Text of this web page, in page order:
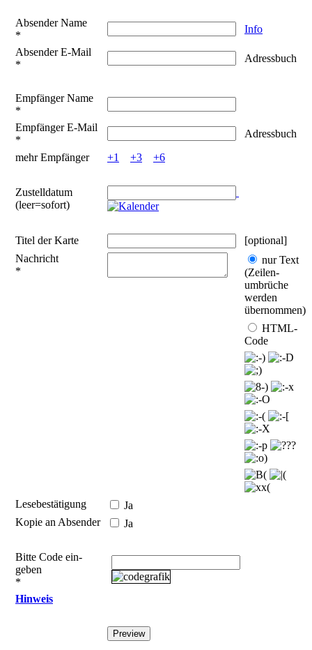
Absender Name
*
Info
Absender E-Mail
*
Adressbuch
Empfänger Name
*
Empfänger E-Mail
*
Adressbuch
mehr Empfänger
+1 +3 +6
Zustelldatum
(leer=sofort)
Titel der Karte
[optional]
Nachricht
*
nur Text
(Zeilen­
umbrüche
werden
übernommen)
HTML-
Code
Lesebestätigung
Ja
Kopie an Absender
Ja
Bitte Code ein­
geben
*
Hinweis